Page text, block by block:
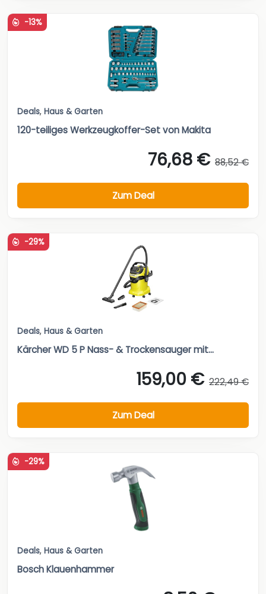
-13%
Deals, Haus & Garten
120-teiliges Werkzeugkoffer-Set von Makita
76,68 € 88,52 €
Zum Deal
-29%
Deals, Haus & Garten
Kärcher WD 5 P Nass- & Trockensauger mit...
159,00 € 222,49 €
Zum Deal
-29%
Deals, Haus & Garten
Bosch Klauenhammer